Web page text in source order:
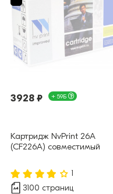
3928 ₽ + 59Б
Картридж NvPrint 26A
(CF226A) совместимый
1
3100 страниц